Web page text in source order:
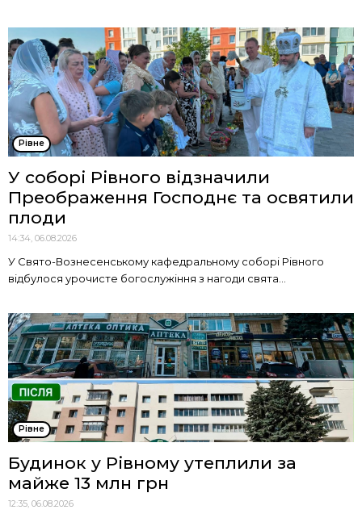
Рівне
У соборі Рівного відзначили
Преображення Господнє та освятили
плоди
14:34, 06.08.2026
У Свято-Вознесенському кафедральному соборі Рівного
відбулося урочисте богослужіння з нагоди свята...
Рівне
Будинок у Рівному утеплили за
майже 13 млн грн
12:35, 06.08.2026